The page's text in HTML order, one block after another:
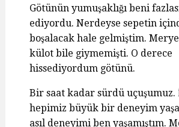
Götünün yumuşaklığı beni
ediyordu. Nerdeyse sepetin
boşalacak hale gelmiştim.
külot bile giymemişti. O derece
hissediyordum götünü.
Bir saat kadar sürdü uçuşumuz.
hepimiz büyük bir deneyim
asıl deneyimi ben yaşamıştım.